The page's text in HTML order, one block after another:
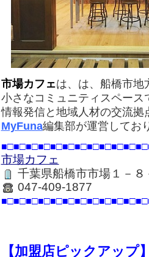
市場カフェは、は、船橋市地
小さなコミュニティスペース
情報発信と地域人材の交流拠
MyFuna編集部が運営してお
市場カフェ
千葉県船橋市市場１－８
047-409-1877
【加盟店ピックアップ